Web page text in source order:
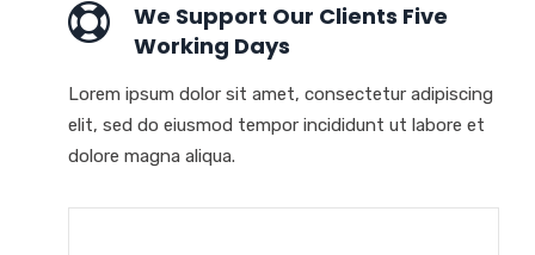
We Support Our Clients Five
Working Days
Lorem ipsum dolor sit amet, consectetur adipiscing
elit, sed do eiusmod tempor incididunt ut labore et
dolore magna aliqua.